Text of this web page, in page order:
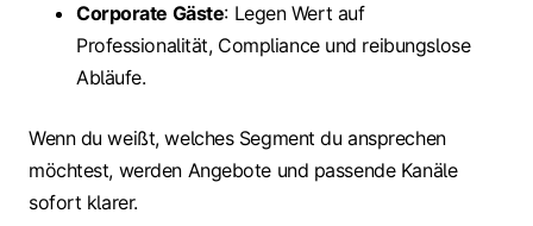
Corporate Gäste: Legen Wert auf
Professionalität, Compliance und reibungslose
Abläufe.
Wenn du weißt, welches Segment du ansprechen
möchtest, werden Angebote und passende Kanäle
sofort klarer.